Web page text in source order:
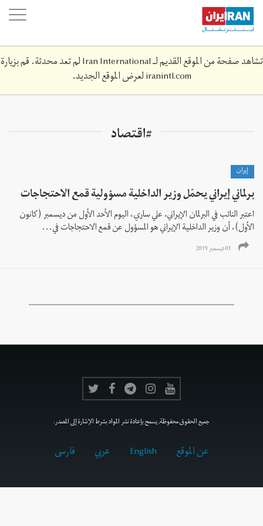
Skip
main
content
تشاهد صفحة من الموقع القديم لـ Iran International لم تعد محدثة. قم بزيارة
iranintl.comلعرض الموقع الجديد.
#اقتصاد
إيران
برلماني إيراني يحمّل وزير الداخلية مسؤولية قمع الاحتجاجات
اعتبر النائب في البرلمان الإيراني، علي ساري، اليوم الأحد الأول من ديسمبر (كانون
الأول)، أن وزير الداخلية الإيراني هو المسؤول عن قمع الاحتجاجات في...
01 ديسمبر 2019
جميع الحقوق محفوظة, يسمح بإعادة نشر المواد بشرط الإشارة إلى المصدر.
عن الموقع English عربي فارسى